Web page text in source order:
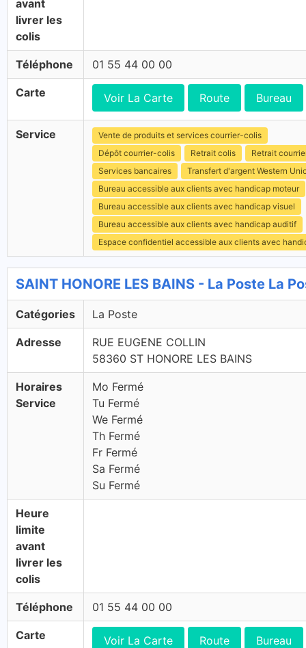
avant
livrer les
colis
Téléphone 01 55 44 00 00
Carte Voir La Carte Route Bureau
Service
Vente de produits et services courrier-colis
Dépôt courrier-colis
Retrait colis
Retrait
Services bancaires
Transfert d'argent Western
Bureau accessible aux clients avec handicap moteur
Bureau accessible aux clients avec handicap visuel
Bureau accessible aux clients avec handicap auditif
Espace confidentiel accessible aux clients avec
SAINT HONORE LES BAINS - La Poste La
Catégories La Poste
Adresse
RUE EUGENE COLLIN
58360 ST HONORE LES BAINS
Horaires
Service
Mo Fermé
Tu Fermé
We Fermé
Th Fermé
Fr Fermé
Sa Fermé
Su Fermé
Heure
limite
avant
livrer les
colis
Téléphone 01 55 44 00 00
Carte Voir La Carte Route Bureau